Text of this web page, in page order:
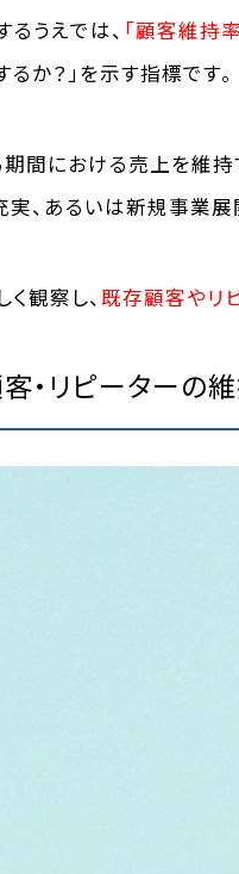
うえでは、 「顧客維持
か？」を示す指標です。
間における売上を維持
、あるいは新規事業展
観察し、既存顧客やリ
・リピーターの